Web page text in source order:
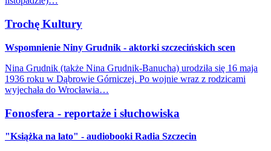
Trochę Kultury
Wspomnienie Niny Grudnik - aktorki szczecińskich scen
Nina Grudnik (także Nina Grudnik-Banucha) urodziła się 16 maja
1936 roku w Dąbrowie Górniczej. Po wojnie wraz z rodzicami
wyjechała do Wrocławia…
Fonosfera - reportaże i słuchowiska
"Książka na lato" - audiobooki Radia Szczecin